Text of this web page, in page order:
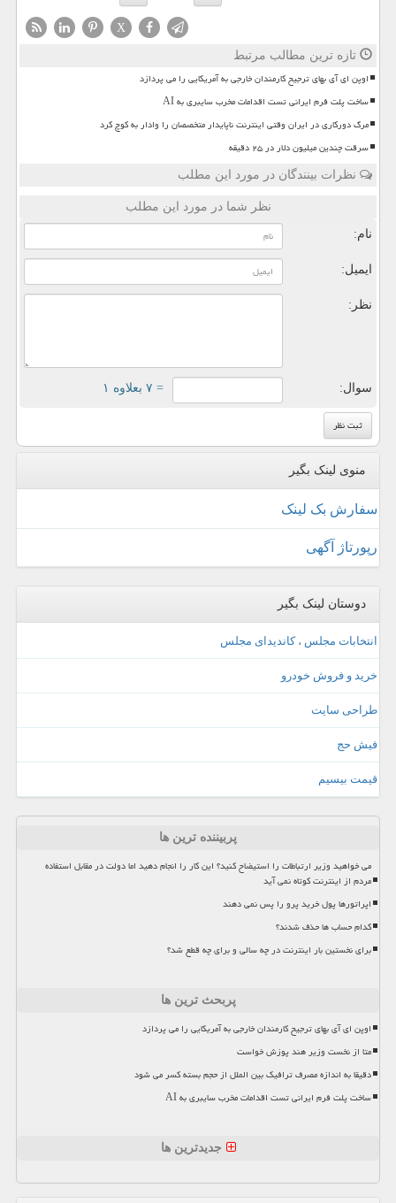
X
تازه ترین مطالب مرتبط
اوپن ای آی بهای ترجیح کارمندان خارجی به آمریکایی را می پردازد
ساخت پلت فرم ایرانی تست اقدامات مخرب سایبری به AI
مرگ دورکاری در ایران وقتی اینترنت ناپایدار متخصصان را وادار به کوچ کرد
سرقت چندین میلیون دلار در ۲۵ دقیقه
نظرات بینندگان در مورد این مطلب
نظر شما در مورد این مطلب
نام:
ایمیل:
نظر:
سوال: = ۷ بعلاوه ۱
منوی لینک بگیر
سفارش بک لینک
رپورتاژ آگهی
دوستان لینک بگیر
انتخابات مجلس ، کاندیدای مجلس
خرید و فروش خودرو
طراحی سایت
فیش حج
قیمت بیسیم
پربیننده ترین ها
می خواهید وزیر ارتباطات را استیضاح کنید؟ این کار را انجام دهید اما دولت در مقابل استفاده
مردم از اینترنت کوتاه نمی آید
اپراتورها پول خرید پرو را پس نمی دهند
کدام حساب ها حذف شدند؟
برای نخستین بار اینترنت در چه سالی و برای چه قطع شد؟
پربحث ترین ها
اوپن ای آی بهای ترجیح کارمندان خارجی به آمریکایی را می پردازد
متا از نخست وزیر هند پوزش خواست
دقیقا به اندازه مصرف ترافیک بین الملل از حجم بسته کسر می شود
ساخت پلت فرم ایرانی تست اقدامات مخرب سایبری به AI
جدیدترین ها